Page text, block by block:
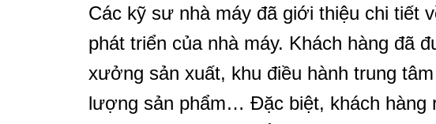
Các kỹ sư nhà máy đã giới thiệu chi tiết
phát triển của nhà máy. Khách hàng đã
xưởng sản xuất, khu điều hành trung
lượng sản phẩm… Đặc biệt, khách hàng